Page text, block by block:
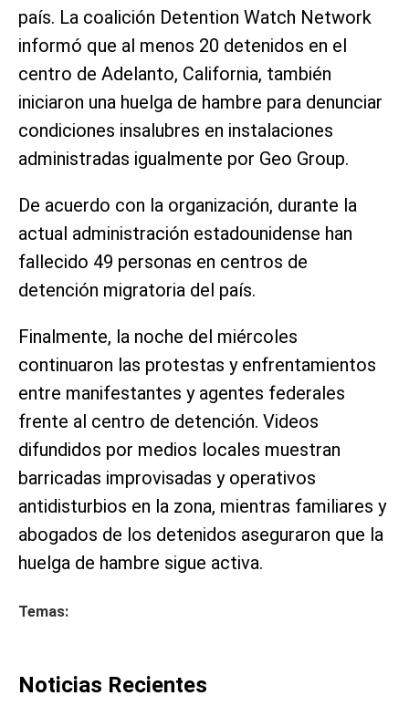
país. La coalición Detention Watch Network
informó que al menos 20 detenidos en el
centro de Adelanto, California, también
iniciaron una huelga de hambre para denunciar
condiciones insalubres en instalaciones
administradas igualmente por Geo Group.
De acuerdo con la organización, durante la
actual administración estadounidense han
fallecido 49 personas en centros de
detención migratoria del país.
Finalmente, la noche del miércoles
continuaron las protestas y enfrentamientos
entre manifestantes y agentes federales
frente al centro de detención. Videos
difundidos por medios locales muestran
barricadas improvisadas y operativos
antidisturbios en la zona, mientras familiares y
abogados de los detenidos aseguraron que la
huelga de hambre sigue activa.
Temas:
Noticias Recientes